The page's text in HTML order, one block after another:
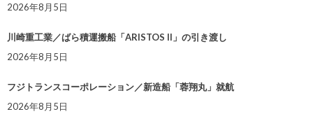
2026年8月5日
川崎重工業／ばら積運搬船「ARISTOS II」の引き渡し
2026年8月5日
フジトランスコーポレーション／新造船「蓉翔丸」就航
2026年8月5日